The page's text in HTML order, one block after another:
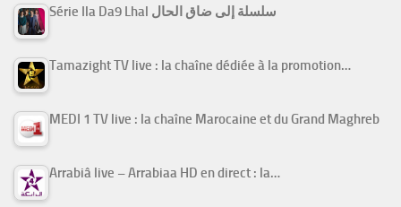
Série Ila Da9 Lhal سلسلة إلى ضاق الحال
Tamazight TV live : la chaîne dédiée à la promotion…
MEDI 1 TV live : la chaîne Marocaine et du Grand Maghreb
Arrabiâ live – Arrabiaa HD en direct : la…